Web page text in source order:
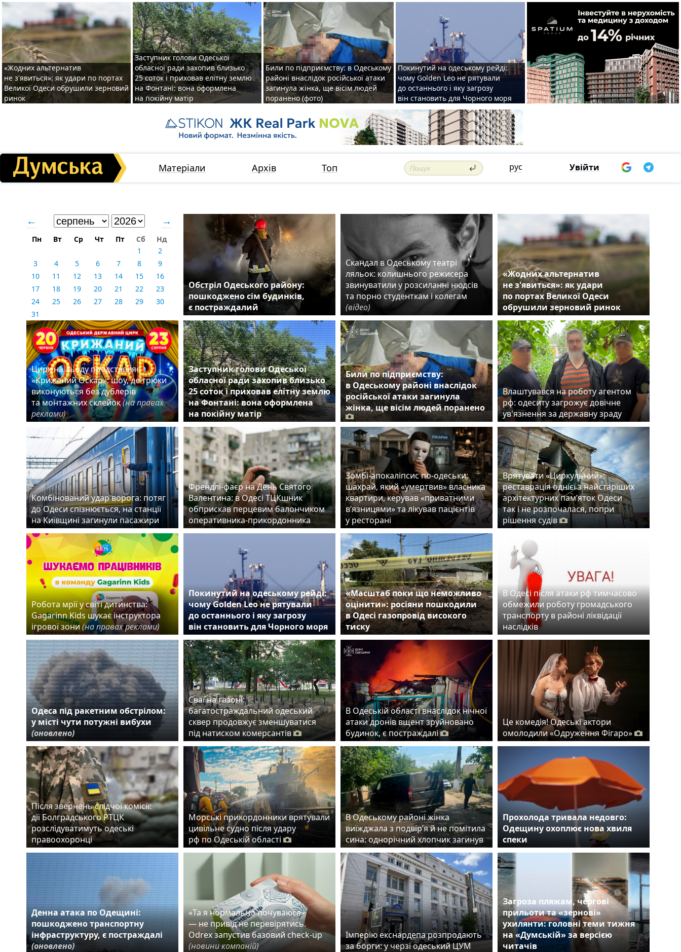
«Жодних альтернатив
не з'явиться»: як удари по портах
Великої Одеси обрушили зерновий
ринок
Заступник голови Одеської
обласної ради захопив близько
25 соток і приховав елітну землю
на Фонтані: вона оформлена
на покійну матір
Били по підприємству: в Одеському
районі внаслідок російської атаки
загинула жінка, ще вісім людей
поранено (фото)
Покинутий на одеському рейді:
чому Golden Leo не рятували
до останнього і яку загрозу
він становить для Чорного моря
Матеріали Архів Топ рус Увійти
← →
Пн Вт Ср Чт Пт Сб
Нд
1
2
3
4 5 6 7 8
9
10
11 12 13 14 15
16
17
18 19 20 21 22
23
24
25 26 27 28 29
30
31
Обстріл Одеського району:
пошкоджено сім будинків,
є постраждалий
Скандал в Одеському театрі
ляльок: колишнього режисера
звинуватили у розсиланні нюдсів
та порно студенткам і колегам
(відео)
«Жодних альтернатив
не з'явиться»: як удари
по портах Великої Одеси
обрушили зерновий ринок
Цирк на льоду представляє
«Крижаний Оскар»: шоу, де трюки
виконуються без дублерів
та монтажних склейок(на правах
реклами)
Заступник голови Одеської
обласної ради захопив близько
25 соток і приховав елітну землю
на Фонтані: вона оформлена
на покійну матір
Били по підприємству:
в Одеському районі внаслідок
російської атаки загинула
жінка, ще вісім людей поранено
Влаштувався на роботу агентом
рф: одеситу загрожує довічне
ув'язнення за державну зраду
Комбінований удар ворога: потяг
до Одеси спізнюється, на станції
на Київщині загинули пасажири
Френдлі-фаєр на День Святого
Валентина: в Одесі ТЦКшник
обприскав перцевим балончиком
оперативника-прикордонника
Зомбі-апокаліпсис по-одеськи:
шахрай, який «умертвив» власника
квартири, керував «приватними
в’язницями» та лікував пацієнтів
у ресторані
Врятувати «Циркульний»:
реставрація однієї з найстаріших
архітектурних пам’яток Одеси
так і не розпочалася, попри
рішення судів
Робота мрії у світі дитинства:
Gagarinn Kids шукає інструктора
ігрової зони(на правах реклами)
Покинутий на одеському рейді:
чому Golden Leo не рятували
до останнього і яку загрозу
він становить для Чорного моря
«Масштаб поки що неможливо
оцінити»: росіяни пошкодили
в Одесі газопровід високого
тиску
В Одесі після атаки рф тимчасово
обмежили роботу громадського
транспорту в районі ліквідації
наслідків
Одеса під ракетним обстрілом:
у місті чути потужні вибухи
(оновлено)
Сваї на газоні:
багатостраждальний одеський
сквер продовжує зменшуватися
під натиском комерсантів
В Одеській області внаслідок нічної
атаки дронів вщент зруйновано
будинок, є постраждалі
Це комедія! Одеські актори
омолодили «Одруження Фігаро»
Після звернень слідчої комісії:
дії Болградського РТЦК
розслідуватимуть одеські
правоохоронці
Морські прикордонники врятували
цивільне судно після удару
рф по Одеській області
В Одеському районі жінка
виїжджала з подвір’я й не помітила
сина: однорічний хлопчик загинув
Прохолода тривала недовго:
Одещину охоплює нова хвиля
спеки
Денна атака по Одещині:
пошкоджено транспортну
інфраструктуру, є постраждалі
(оновлено)
«Та я нормально почуваюся»
— не привід не перевірятись.
Odrex запустив базовий check-up
(новини компаній)
Імперію екснардепа розпродають
за борги: у черзі одеський ЦУМ
Загроза пляжам, чергові
прильоти та «зернові»
ухилянти: головні теми тижня
на «Думській» за версією
читачів